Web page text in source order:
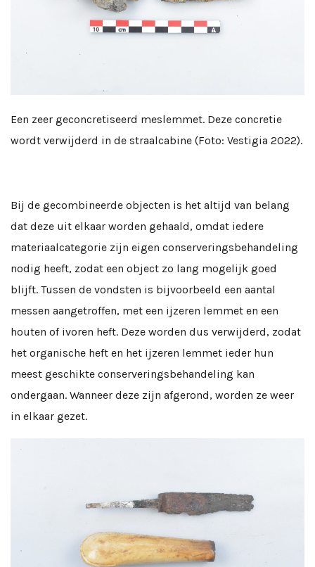
Een zeer geconcretiseerd meslemmet. Deze concretie
wordt verwijderd in de straalcabine (Foto: Vestigia 2022).
Bij de gecombineerde objecten is het altijd van belang
dat deze uit elkaar worden gehaald, omdat iedere
materiaalcategorie zijn eigen conserveringsbehandeling
nodig heeft, zodat een object zo lang mogelijk goed
blijft. Tussen de vondsten is bijvoorbeeld een aantal
messen aangetroffen, met een ijzeren lemmet en een
houten of ivoren heft. Deze worden dus verwijderd, zodat
het organische heft en het ijzeren lemmet ieder hun
meest geschikte conserveringsbehandeling kan
ondergaan. Wanneer deze zijn afgerond, worden ze weer
in elkaar gezet.